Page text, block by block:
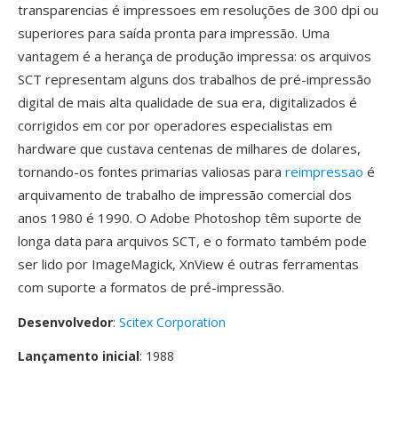
transparencias é impressoes em resoluções de 300 dpi ou
superiores para saída pronta para impressão. Uma
vantagem é a herança de produção impressa: os arquivos
SCT representam alguns dos trabalhos de pré-impressão
digital de mais alta qualidade de sua era, digitalizados é
corrigidos em cor por operadores especialistas em
hardware que custava centenas de milhares de dolares,
tornando-os fontes primarias valiosas para reimpressao é
arquivamento de trabalho de impressão comercial dos
anos 1980 é 1990. O Adobe Photoshop têm suporte de
longa data para arquivos SCT, e o formato também pode
ser lido por ImageMagick, XnView é outras ferramentas
com suporte a formatos de pré-impressão.
Desenvolvedor: Scitex Corporation
Lançamento inicial: 1988